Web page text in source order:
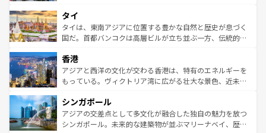
リティに包まれながら、韓国の多彩な魅力を心ゆくまで味
わってみてほしい。 なお、新着の韓国情報はコンテンツ一
覧を参照してほしい。
急速な発展と共に伝統が息づく。ハノイの古い町並みやホ
ーチミン市のフランス統治時代の建物も、独特の雰囲気を
醸し出している。また、バラエティの豊かさとおいしさで
とつ。フォーやバインミー、ベトナムコーヒーなどは、ぜ
ひ現地で味わいたい。どの地域を訪れてもあたたかい人々
が旅行者を迎えてくれるので、きっと忘れられない旅にな
参照してほしい。
タイ
タイは、東南アジアに位置する豊かな自然と歴史が息づく
国だ。首都バンコクは高層ビルが立ち並ぶ一方、伝統的な
の活気が交差している。北部ではチェンマイなどの山岳地
帯で自然と触れ合い、南部ではプーケットやクラビの美し
いビーチでリゾート気分を楽しむことができる。タイ料理
激する。気候は一年中温暖で、どの季節にも異なる楽しみ
が待っている。親しみやすいタイの人々、仏教を中心とし
た文化、そして多様な観光資源が、訪れる旅人を魅了し続
香港
アジアと西洋の文化が交わる香港は、特有のエネルギーを
もっている。ヴィクトリア湾に広がる壮大な景色、近未来
み、どこを訪れても感動するはず。観光スポットが密集し
ており、効率よく見どころを回れるのも魅力。息をのむよ
うな絶景から文化的な体験まで、香港を存分に楽しみ尽く
シンガポール
アジアの交差点として多文化が融合した独自の魅力を放つ
シンガポール。未来的な建築物が並ぶマリーナベイ、歴史